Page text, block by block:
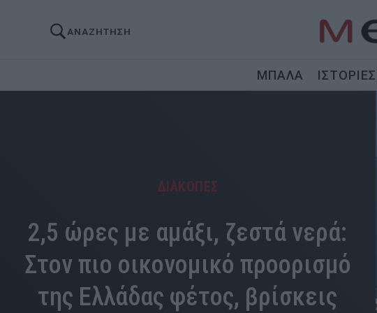
ΑΝΑΖΗΤΗΣΗ
ΜΠΑΛΑ ΙΣΤΟΡΙΕΣ
ΔΙΑΚΟΠΕΣ
2,5 ώρες με αμάξι, ζεστά νερά:
Στον πιο οικονομικό προορισμό
της Ελλάδας φέτος, βρίσκεις